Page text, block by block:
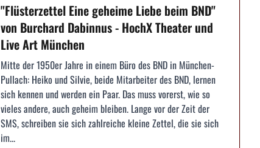
"Flüsterzettel Eine geheime Liebe beim BND"
von Burchard Dabinnus - HochX Theater und
Live Art München
Mitte der 1950er Jahre in einem Büro des BND in München-
Pullach: Heiko und Silvie, beide Mitarbeiter des BND, lernen
sich kennen und werden ein Paar. Das muss vorerst, wie so
vieles andere, auch geheim bleiben. Lange vor der Zeit der
SMS, schreiben sie sich zahlreiche kleine Zettel, die sie sich
im...